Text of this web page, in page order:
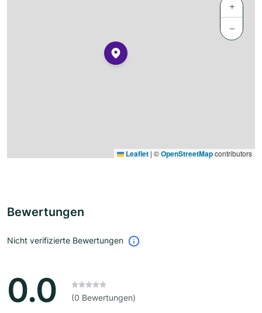
+
−
Leaflet | ©OpenStreetMapcontributors
Bewertungen
Nicht verifizierte Bewertungen
0.0 (0 Bewertungen)